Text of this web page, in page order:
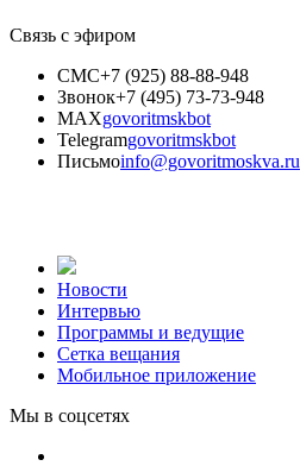
Связь с эфиром
СМС+7 (925) 88-88-948
Звонок+7 (495) 73-73-948
MAXgovoritmskbot
Telegramgovoritmskbot
Письмоinfo@govoritmoskva.ru
Новости
Интервью
Программы и ведущие
Сетка вещания
Мобильное приложение
Мы в соцсетях